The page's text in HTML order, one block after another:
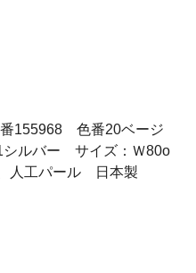
155968 色番20ベージ
ルバー サイズ：Ｗ80o
人工パール 日本製